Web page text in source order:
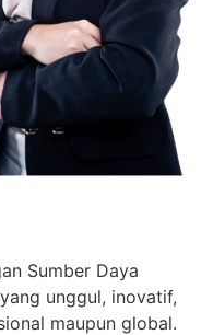
Sumber Daya
unggul, inovatif,
maupun global.